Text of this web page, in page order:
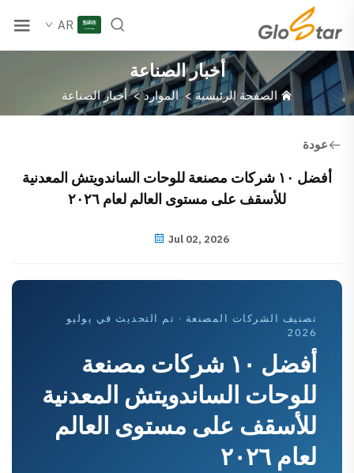
AR
أخبار الصناعة
الصفحة الرئيسية>الموارد>أخبار الصناعة
عودة
أفضل ١٠ شركات مصنعة للوحات الساندويتش المعدنية
للأسقف على مستوى العالم لعام ٢٠٢٦
Jul 02, 2026
تصنيف الشركات المصنعة · تم التحديث في يوليو
2026
أفضل ١٠ شركات مصنعة
للوحات الساندويتش المعدنية
للأسقف على مستوى العالم
لعام ٢٠٢٦